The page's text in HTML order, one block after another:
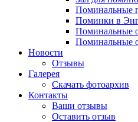
Поминальные
Поминки в
Поминальные
Поминальные
Новости
Отзывы
Галерея
Скачать фотоархив
Контакты
Ваши отзывы
Оставить отзыв